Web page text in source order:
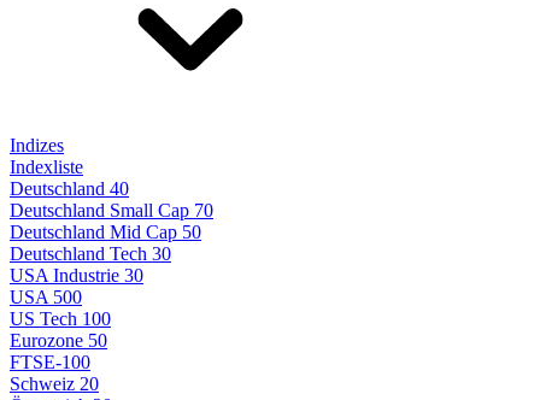
Indizes
Indexliste
Deutschland 40
Deutschland Small Cap 70
Deutschland Mid Cap 50
Deutschland Tech 30
USA Industrie 30
USA 500
US Tech 100
Eurozone 50
FTSE-100
Schweiz 20